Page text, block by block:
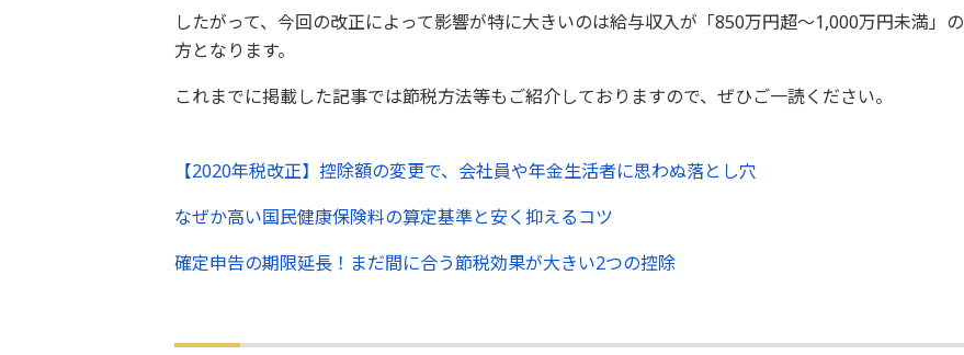
したがって、今回の改正によって影響が特に大きいのは給与収入が「850万円超～1,000万円未満」の
方となります。
これまでに掲載した記事では節税方法等もご紹介しておりますので、ぜひご一読ください。
【2020年税改正】控除額の変更で、会社員や年金生活者に思わぬ落とし穴
なぜか高い国民健康保険料の算定基準と安く抑えるコツ
確定申告の期限延長！まだ間に合う節税効果が大きい2つの控除